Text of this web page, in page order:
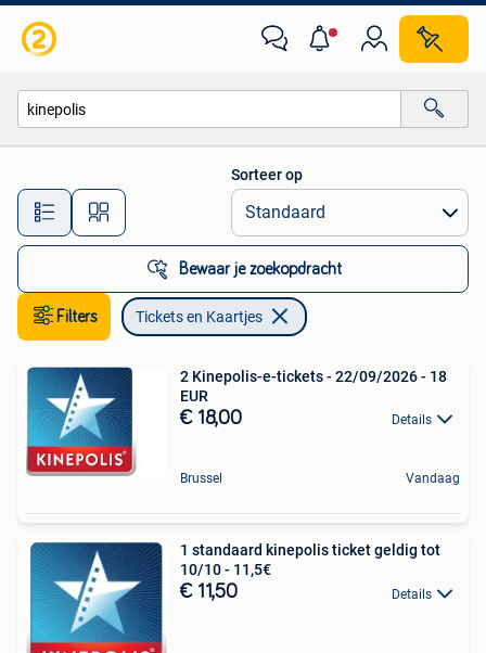
Alle afstanden…
Sorteer op
Bewaar je zoekopdracht
Filters Tickets en Kaartjes
2 Kinepolis-e-tickets - 22/09/2026 - 18
EUR
€ 18,00 Details
Brussel Vandaag
1 standaard kinepolis ticket geldig tot
10/10 - 11,5€
€ 11,50 Details